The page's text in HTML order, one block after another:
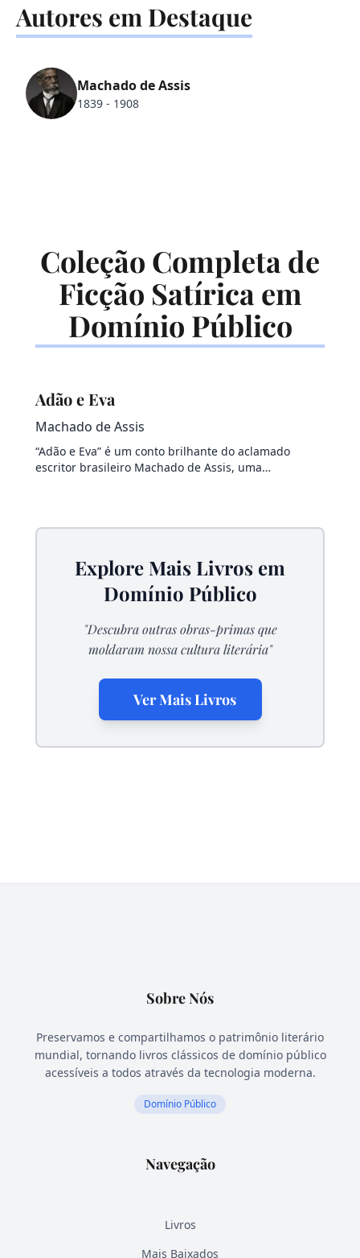
✒️
Autores em Destaque
Machado de Assis
1839 - 1908
Coleção Completa de
Ficção Satírica em
Domínio Público
Adão e Eva
Machado de Assis
“Adão e Eva” é um conto brilhante do aclamado
escritor brasileiro Machado de Assis, uma…
Explore Mais Livros em
Domínio Público
"Descubra outras obras-primas que
moldaram nossa cultura literária"
Ver Mais Livros
Sobre Nós
Preservamos e compartilhamos o patrimônio literário
mundial, tornando livros clássicos de domínio público
acessíveis a todos através da tecnologia moderna.
Domínio Público
Navegação
Livros
Mais Baixados